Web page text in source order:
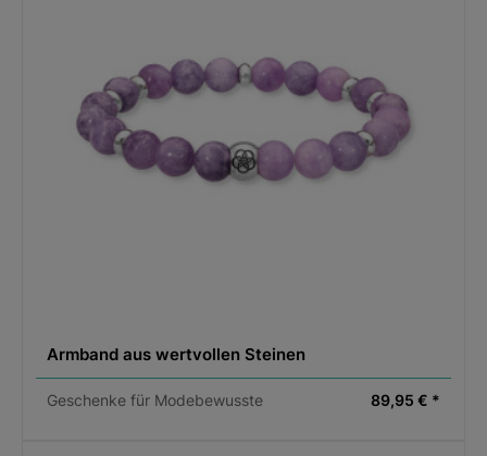
E-Mail: office@gabriele-iazzetta.com
Original Produktbezeichnung:
Armband Balance
Armband aus wertvollen Steinen
Geschenke für Modebewusste 89,95 € *